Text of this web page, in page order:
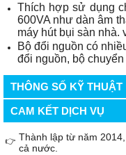
Thích hợp sử dụng
600VA như dàn âm
máy hút bụi sàn nhà.
Bộ đổi nguồn có
đổi nguồn, bộ
THÔNG SỐ KỸ THUẬT
CAM KẾT DỊCH VỤ
👉 Thành lập từ năm
cả nước.